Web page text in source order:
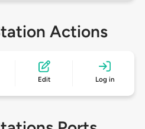
Actions
Edit Log in